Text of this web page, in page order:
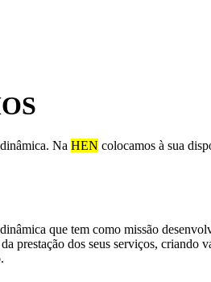
E
Na HEN colocamos à sua
que tem como missão
prestação dos seus serviços, criando